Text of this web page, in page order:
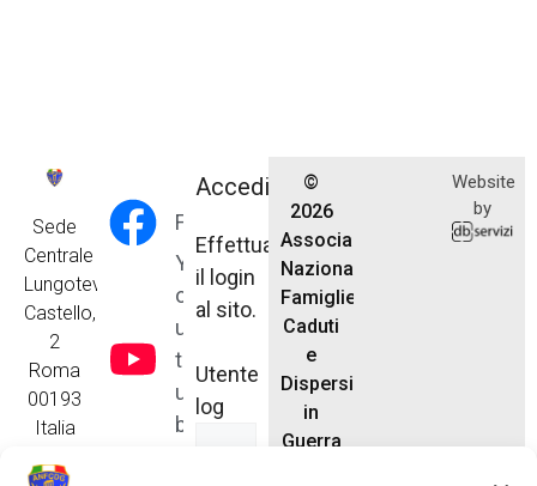
Sede
Centrale
Lungotevere
Castello,
2
Roma
00193
Italia
Facebook
Y
o
u
t
u
b
Accedi
Effettua
il login
al sito.
Utente
log
©
2026
Associazione
Nazionale
Famiglie
Caduti
e
Dispersi
in
Guerra
Website
by